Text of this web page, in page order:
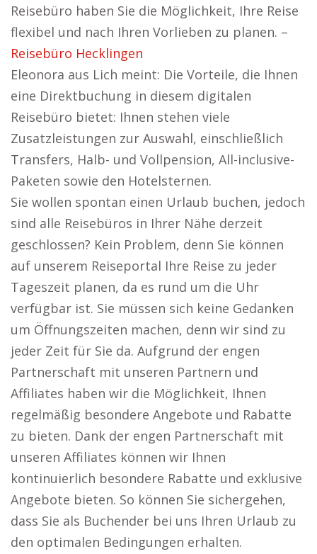
Reisebüro haben Sie die Möglichkeit, Ihre Reise
flexibel und nach Ihren Vorlieben zu planen. –
Reisebüro Hecklingen
Eleonora aus Lich meint: Die Vorteile, die Ihnen
eine Direktbuchung in diesem digitalen
Reisebüro bietet: Ihnen stehen viele
Zusatzleistungen zur Auswahl, einschließlich
Transfers, Halb- und Vollpension, All-inclusive-
Paketen sowie den Hotelsternen.
Sie wollen spontan einen Urlaub buchen, jedoch
sind alle Reisebüros in Ihrer Nähe derzeit
geschlossen? Kein Problem, denn Sie können
auf unserem Reiseportal Ihre Reise zu jeder
Tageszeit planen, da es rund um die Uhr
verfügbar ist. Sie müssen sich keine Gedanken
um Öffnungszeiten machen, denn wir sind zu
jeder Zeit für Sie da. Aufgrund der engen
Partnerschaft mit unseren Partnern und
Affiliates haben wir die Möglichkeit, Ihnen
regelmäßig besondere Angebote und Rabatte
zu bieten. Dank der engen Partnerschaft mit
unseren Affiliates können wir Ihnen
kontinuierlich besondere Rabatte und exklusive
Angebote bieten. So können Sie sichergehen,
dass Sie als Buchender bei uns Ihren Urlaub zu
den optimalen Bedingungen erhalten.